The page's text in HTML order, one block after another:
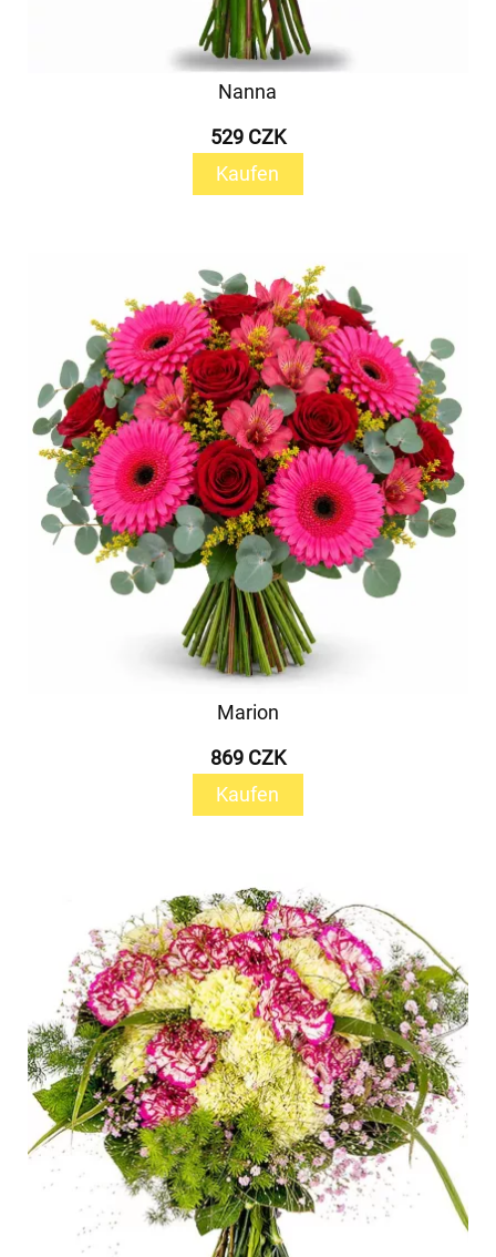
Nanna
529 CZK
Kaufen
Marion
869 CZK
Kaufen